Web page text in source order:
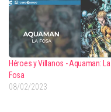
Héroes y Villanos - Aquaman: La
Fosa
08/02/2023